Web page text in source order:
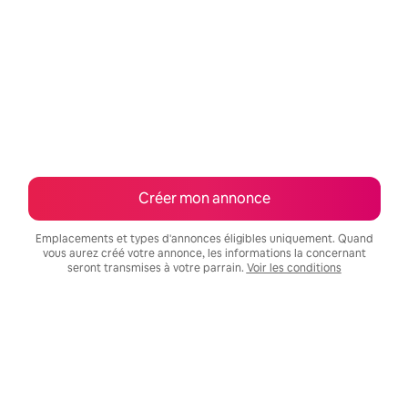
Créer mon annonce
Emplacements et types d'annonces éligibles uniquement. Quand
vous aurez créé votre annonce, les informations la concernant
seront transmises à votre parrain. Voir les conditions